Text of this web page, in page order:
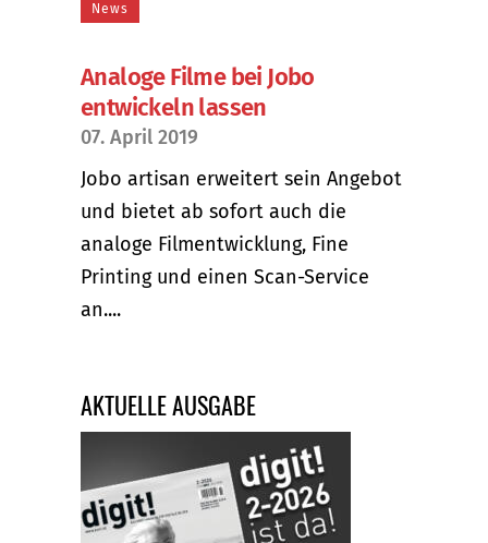
News
Analoge Filme bei Jobo
entwickeln lassen
07. April 2019
Jobo artisan erweitert sein Angebot
und bietet ab sofort auch die
analoge Filmentwicklung, Fine
Printing und einen Scan-Service
an....
AKTUELLE AUSGABE